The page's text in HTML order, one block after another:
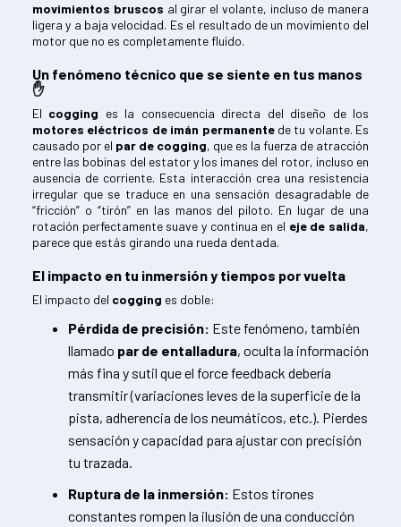
movimientos bruscos al girar el volante, incluso de manera
ligera y a baja velocidad. Es el resultado de un movimiento del
motor que no es completamente fluido.
Un fenómeno técnico que se siente en tus manos
✋
El cogging es la consecuencia directa del diseño de los
motores eléctricos de imán permanentede tu volante. Es
causado por el par de cogging, que es la fuerza de atracción
entre las bobinas del estator y los imanes del rotor, incluso en
ausencia de corriente. Esta interacción crea una resistencia
irregular que se traduce en una sensación desagradable de
“fricción” o “tirón” en las manos del piloto. En lugar de una
rotación perfectamente suave y continua en el eje de salida,
parece que estás girando una rueda dentada.
El impacto en tu inmersión y tiempos por vuelta
El impacto del cogging es doble:
Pérdida de precisión: Este fenómeno, también
llamado par de entalladura, oculta la información
más fina y sutil que el force feedback debería
transmitir (variaciones leves de la superficie de la
pista, adherencia de los neumáticos, etc.). Pierdes
sensación y capacidad para ajustar con precisión
tu trazada.
Ruptura de la inmersión: Estos tirones
constantes rompen la ilusión de una conducción